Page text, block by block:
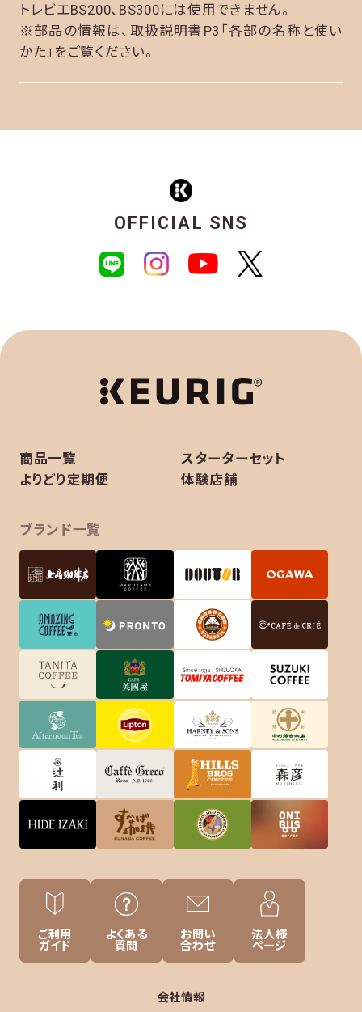
トレビエBS200、BS300には使用できません。
※部品の情報は、取扱説明書P3「各部の名称と使い
かた」をご覧ください。
OFFICIAL SNS
商品一覧
スターターセット
よりどり定期便
体験店舗
ブランド一覧
ご利用
ガイド
よくある
質問
お問い
合わせ
法人様
ページ
会社情報